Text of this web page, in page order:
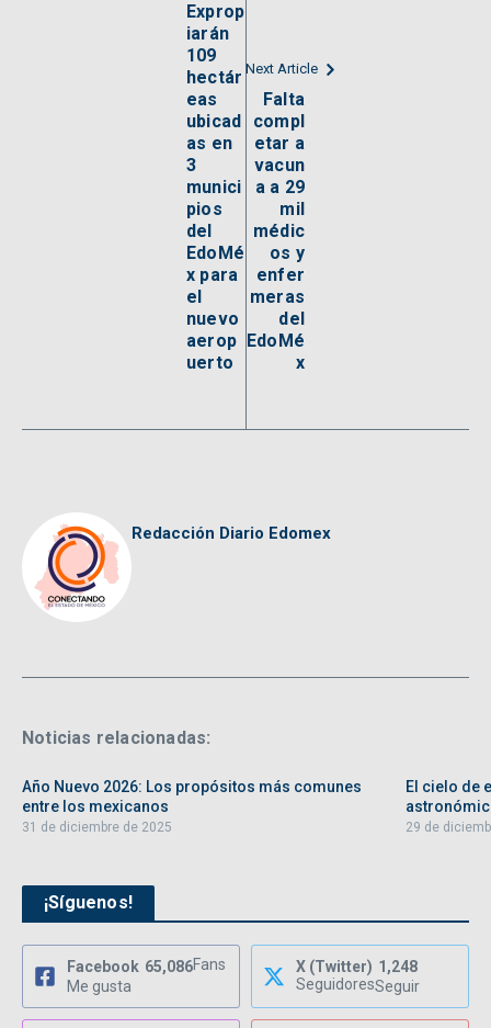
Exprop
iarán
109
hectár
eas
ubicad
as en
3
munici
pios
del
EdoMé
x para
el
nuevo
aerop
uerto
Next Article
Falta
compl
etar a
vacun
a a 29
mil
médic
os y
enfer
meras
del
EdoMé
x
Redacción Diario Edomex
Noticias relacionadas:
Año Nuevo 2026: Los propósitos más comunes
entre los mexicanos
31 de diciembre de 2025
El cielo de
29 de
¡Síguenos!
Facebook 65,086Fans
Me gusta
X (Twitter) 1,248
SeguidoresSeguir